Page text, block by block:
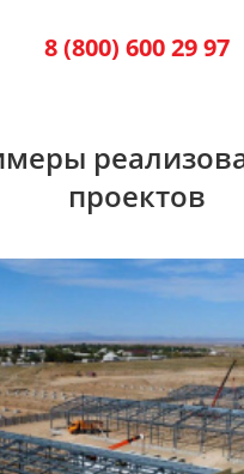
8 (800) 600 29 97
проектов